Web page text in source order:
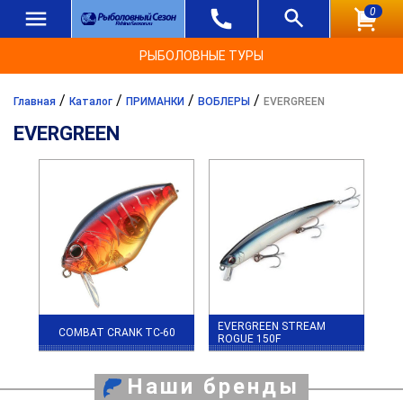
0
РЫБОЛОВНЫЕ ТУРЫ
Главная / Каталог / ПРИМАНКИ / ВОБЛЕРЫ / EVERGREEN
EVERGREEN
COMBAT CRANK TC-60
EVERGREEN STREAM
ROGUE 150F
Наши бренды